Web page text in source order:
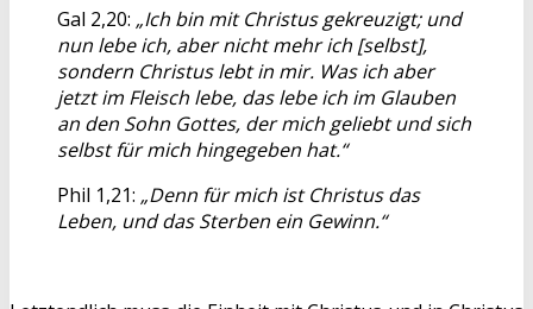
Gal 2,20: „Ich bin mit Christus gekreuzigt; und
nun lebe ich, aber nicht mehr ich [selbst],
sondern Christus lebt in mir. Was ich aber
jetzt im Fleisch lebe, das lebe ich im Glauben
an den Sohn Gottes, der mich geliebt und sich
selbst für mich hingegeben hat.“
Phil 1,21: „Denn für mich ist Christus das
Leben, und das Sterben ein Gewinn.“